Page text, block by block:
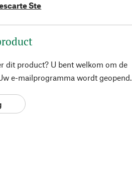
Ste
dit product? U bent welkom om de
e-mailprogramma wordt geopend.